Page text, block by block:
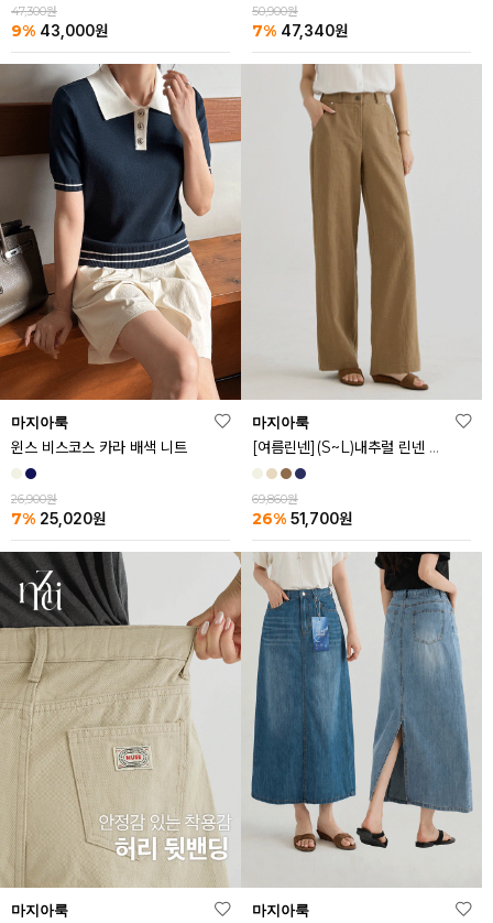
47,300원
9% 43,000원
50,900원
7% 47,340원
마지아룩
윈스 비스코스 카라 배색 니트
26,900원
7% 25,020원
마지아룩
[여름린넨](S~L)내추럴 린넨 와이드 밴딩 팬츠
69,860원
26% 51,700원
마지아룩 마지아룩